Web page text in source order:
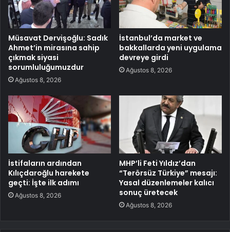
Müsavat Dervişoğlu: Sadık
Ahmet’in mirasına sahip
çıkmak siyasi
sorumluluğumuzdur
Ağustos 8, 2026
İstanbul’da market ve
bakkallarda yeni uygulama
devreye girdi
Ağustos 8, 2026
İstifaların ardından
Kılıçdaroğlu harekete
geçti: İşte ilk adımı
Ağustos 8, 2026
MHP’li Feti Yıldız’dan
“Terörsüz Türkiye” mesajı:
Yasal düzenlemeler kalıcı
sonuç üretecek
Ağustos 8, 2026